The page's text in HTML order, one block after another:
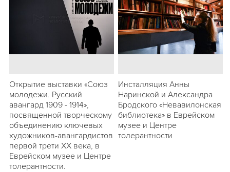
Открытие выставки «Союз
молодежи. Русский
авангард 1909 - 1914»,
посвященной творческому
объединению ключевых
художников-авангардистов
первой трети ХХ века, в
Еврейском музее и Центре
толерантности.
Инсталляция Анны
Наринской и Александра
Бродского «Невавилонская
библиотека» в Еврейском
музее и Центре
толерантности